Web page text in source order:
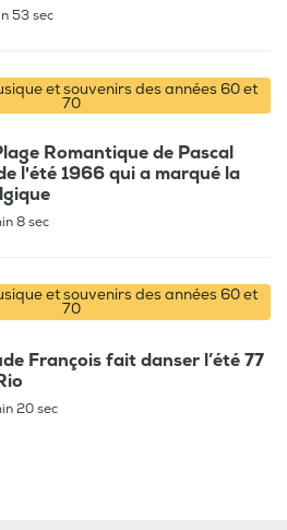
53 sec
et souvenirs des années 60 et
70
Romantique de Pascal
l'été 1966 qui a marqué la
8 sec
et souvenirs des années 60 et
70
François fait danser l’été 77
20 sec